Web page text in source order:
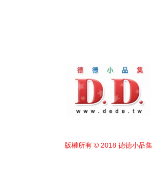
版權所有 © 2018 德德小品集.